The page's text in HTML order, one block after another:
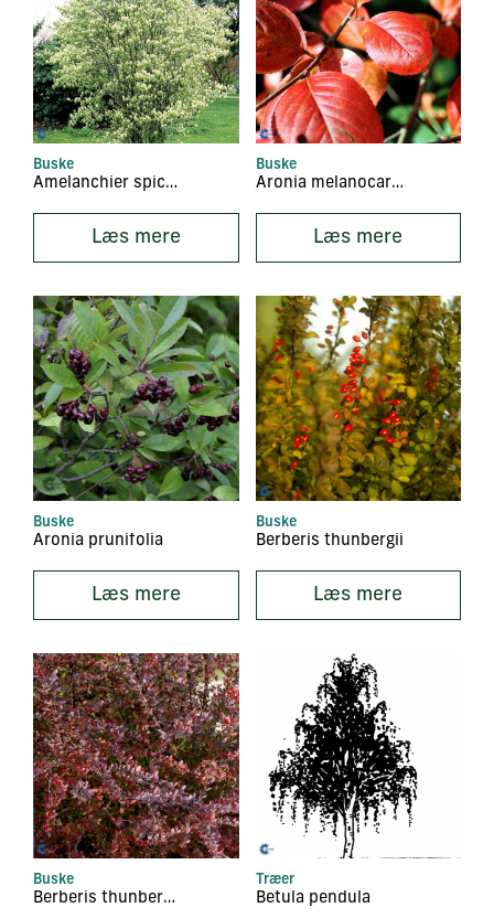
Buske
Amelanchier spicata
Læs mere
Buske
Aronia melanocarpa
Læs mere
Buske
Aronia prunifolia
Læs mere
Buske
Berberis thunbergii
Læs mere
Buske
Berberis thunbergii ‘Atropurpurea’
Træer
Betula pendula